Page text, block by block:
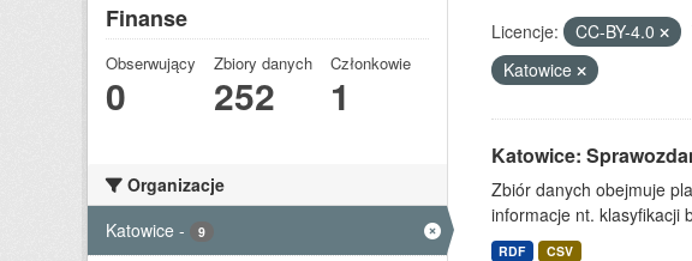
Finanse
Obserwujący
0
Zbiory danych
252
Członkowie
1
Organizacje
Katowice - 9
Licencje: CC-BY-4.0
Katowice
Katowice:
Zbiór danych obejmuje
informacje nt. klasyfikacji
RDF CSV